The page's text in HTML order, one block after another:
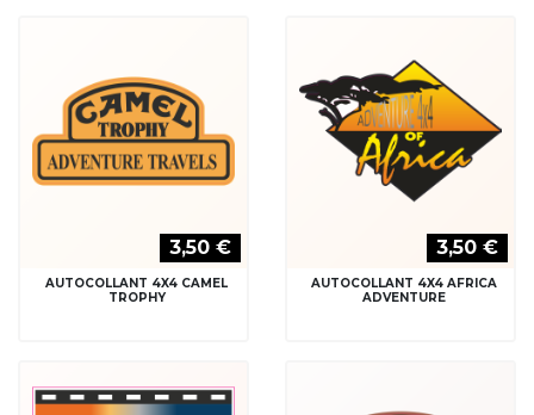
3,50 €
AUTOCOLLANT 4X4 CAMEL
TROPHY
3,50 €
AUTOCOLLANT 4X4 AFRICA
ADVENTURE